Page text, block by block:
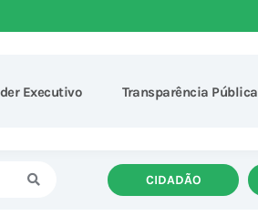
Executivo Transparência Pública
CIDADÃO